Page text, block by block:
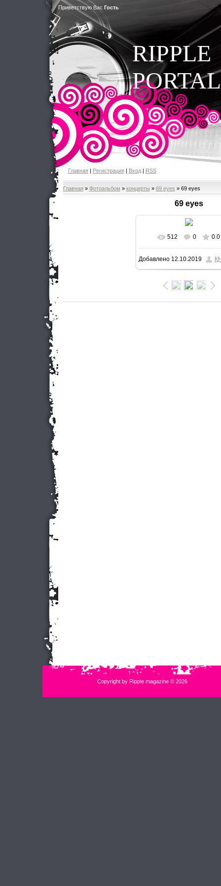
Приветствую Вас Гость
RIPPLE
PORTAL
Главная| Регистрация| Вход| RSS
Главная » Фотоальбом » концерты » 69 eyes » 69 eyes
69 eyes
В реальном
800x533/ 168.1Kb
512 0 0.0
Добавлено 12.10.2019
Copyright by Ripple magazine © 2026